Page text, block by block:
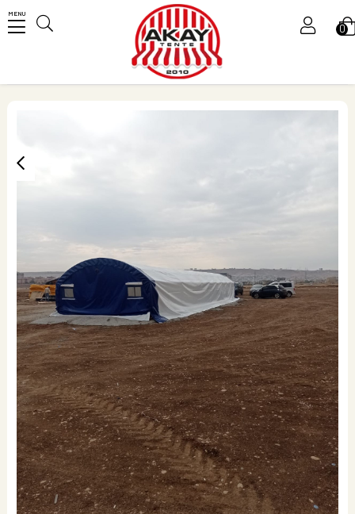
MENU
0